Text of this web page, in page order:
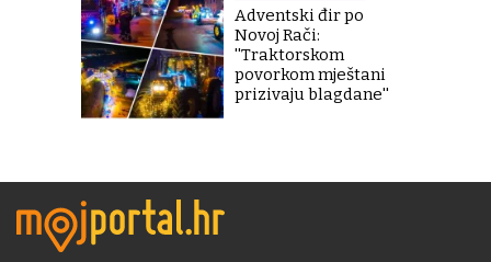
Adventski đir po
Novoj Rači:
''Traktorskom
povorkom mještani
prizivaju blagdane''